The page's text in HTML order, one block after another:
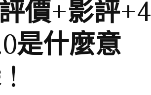
價+影評+4
是什麼意